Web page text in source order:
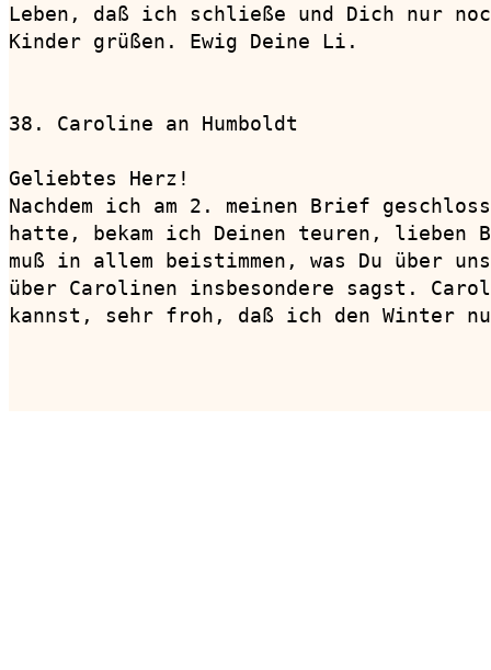
Leben, daß ich schließe und Dich nur
Kinder grüßen. Ewig Deine Li.
38. Caroline an Humboldt
Geliebtes Herz!
Nachdem ich am 2. meinen Brief
hatte, bekam ich Deinen teuren, lieben
muß in allem beistimmen, was Du über
über Carolinen insbesondere sagst.
kannst, sehr froh, daß ich den Winter